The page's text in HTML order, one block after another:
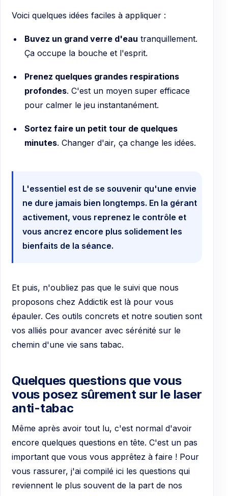
Voici quelques idées faciles à appliquer :
Buvez un grand verre d'eau tranquillement.
Ça occupe la bouche et l'esprit.
Prenez quelques grandes respirations
profondes. C'est un moyen super efficace
pour calmer le jeu instantanément.
Sortez faire un petit tour de quelques
minutes. Changer d'air, ça change les idées.
L'essentiel est de se souvenir qu'une envie
ne dure jamais bien longtemps. En la gérant
activement, vous reprenez le contrôle et
vous ancrez encore plus solidement les
bienfaits de la séance.
Et puis, n'oubliez pas que le suivi que nous
proposons chez Addictik est là pour vous
épauler. Ces outils concrets et notre soutien sont
vos alliés pour avancer avec sérénité sur le
chemin d'une vie sans tabac.
Quelques questions que vous
vous posez sûrement sur le laser
anti-tabac
Même après avoir tout lu, c'est normal d'avoir
encore quelques questions en tête. C'est un pas
important que vous vous apprêtez à faire ! Pour
vous rassurer, j'ai compilé ici les questions qui
reviennent le plus souvent de la part de nos